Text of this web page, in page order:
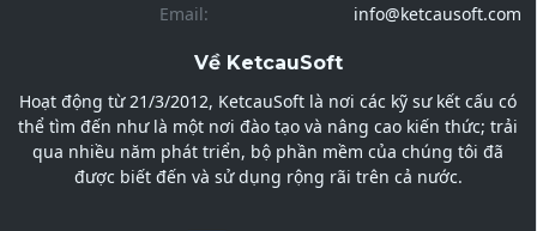
Email:
info@ketcausoft.com
Về KetcauSoft
Hoạt động từ 21/3/2012, KetcauSoft là nơi các kỹ sư kết cấu có
thể tìm đến như là một nơi đào tạo và nâng cao kiến thức; trải
qua nhiều năm phát triển, bộ phần mềm của chúng tôi đã
được biết đến và sử dụng rộng rãi trên cả nước.